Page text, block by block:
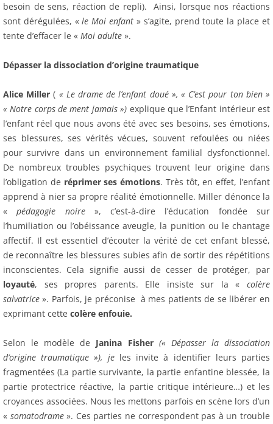
besoin de sens, réaction de repli). Ainsi, lorsque nos réactions
sont dérégulées, «le Moi enfant » s’agite, prend toute la place et
tente d’effacer le « Moi adulte ».
Dépasser la dissociation d’origine traumatique
Alice Miller( « Le drame de l’enfant doué », « C’est pour ton bien »
« Notre corps de ment jamais ») explique que l’Enfant intérieur est
l’enfant réel que nous avons été avec ses besoins, ses émotions,
ses blessures, ses vérités vécues, souvent refoulées ou niées
pour survivre dans un environnement familial dysfonctionnel.
De nombreux troubles psychiques trouvent leur origine dans
l’obligation de réprimer ses émotions. Très tôt, en effet, l’enfant
apprend à nier sa propre réalité émotionnelle. Miller dénonce la
«pédagogie noire », c’est-à-dire l’éducation fondée sur
l’humiliation ou l’obéissance aveugle, la punition ou le chantage
affectif. Il est essentiel d’écouter la vérité de cet enfant blessé,
de reconnaître les blessures subies afin de sortir des répétitions
inconscientes. Cela signifie aussi de cesser de protéger, par
loyauté, ses propres parents. Elle insiste sur la « colère
salvatrice». Parfois, je préconise à mes patients de se libérer en
exprimant cette colère enfouie.
Selon le modèle de Janina Fisher (« Dépasser la dissociation
d’origine traumatique »), je les invite à identifier leurs parties
fragmentées (La partie survivante, la partie enfantine blessée, la
partie protectrice réactive, la partie critique intérieure…) et les
croyances associées. Nous les mettons parfois en scène lors d’un
« somatodrame». Ces parties ne correspondent pas à un trouble